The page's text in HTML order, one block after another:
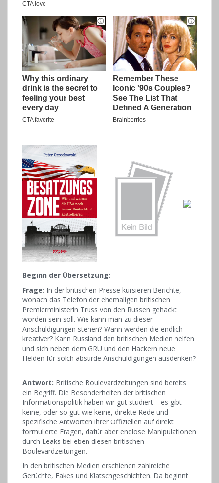
Beginn der Übersetzung:
Frage: In der britischen Presse kursieren Berichte,
wonach das Telefon der ehemaligen britischen
Premierministerin Truss von den Russen gehackt
worden sein soll. Wie kann man zu diesen
Anschuldigungen stehen? Wann werden die endlich
kreativer? Kann Russland den britischen Medien helfen
und sich neben dem GRU und den Hackern neue
Helden für solch absurde Anschuldigungen ausdenken?
Antwort: Britische Boulevardzeitungen sind bereits
ein Begriff. Die Besonderheiten der britischen
Informationspolitik haben wir gut studiert – es gibt
keine, oder so gut wie keine, direkte Rede und
spezifische Antworten ihrer Offiziellen auf direkt
formulierte Fragen, dafür aber endlose Manipulationen
durch Leaks bei eben diesen britischen
Boulevardzeitungen.
In den britischen Medien erschienen zahlreiche
Gerüchte, Fakes und Klatschgeschichten. Da beginnt